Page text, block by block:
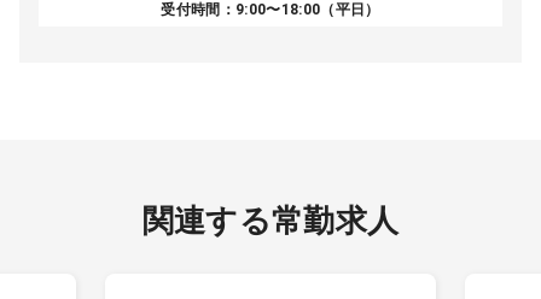
受付時間：9:00〜18:00（平日）
関連する常勤求人